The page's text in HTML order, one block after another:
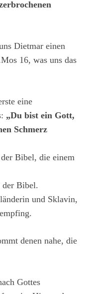
Dietmar einen
16, was uns das
eine
„Du bist ein Gott,
Schmerz
Bibel, die einem
der Bibel.
und Sklavin,
denen nahe, die
Gottes